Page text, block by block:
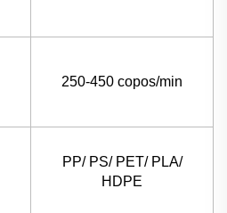
250-450 copos/min
PP/ PS/ PET/ PLA/
HDPE